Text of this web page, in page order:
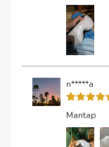
n*****a
Mantap